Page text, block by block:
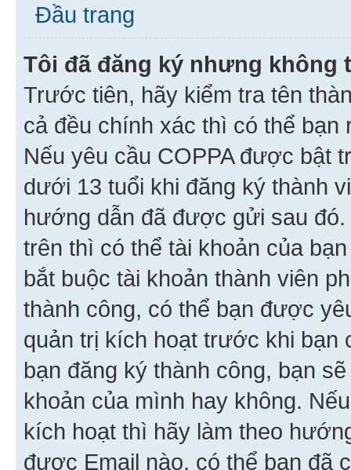
Đầu trang
Tôi đã đăng ký nhưng không
Trước tiên, hãy kiểm tra tên
cả đều chính xác thì có thể
Nếu yêu cầu COPPA được bật
dưới 13 tuổi khi đăng ký thành
hướng dẫn đã được gửi sau
trên thì có thể tài khoản của
bắt buộc tài khoản thành viên
thành công, có thể bạn được
quản trị kích hoạt trước khi bạn
bạn đăng ký thành công, bạn
khoản của mình hay không.
kích hoạt thì hãy làm theo
được Email nào, có thể bạn đã